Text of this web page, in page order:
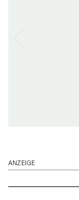
ANZEIGE